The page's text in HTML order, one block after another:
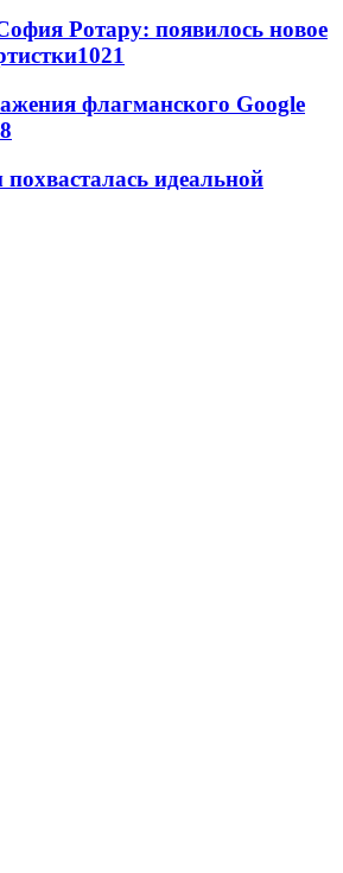
Ротару: появилось новое
1021
флагманского Google
идеальной